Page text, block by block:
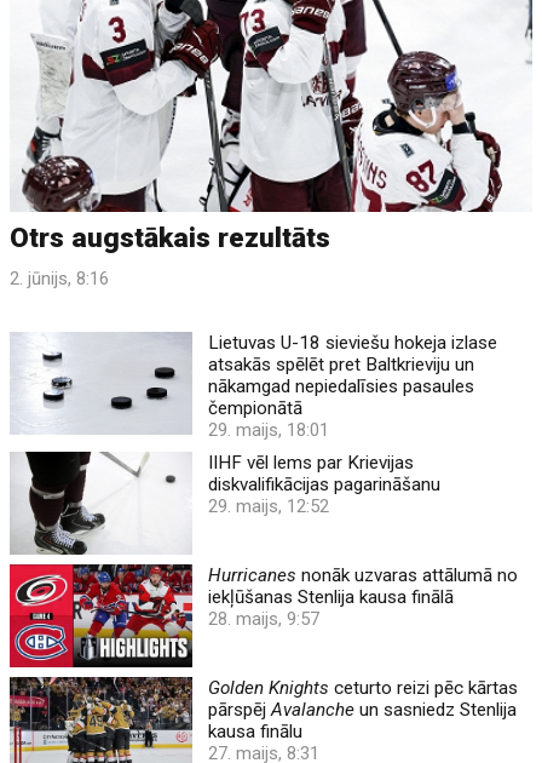
Otrs augstākais rezultāts
2. jūnijs, 8:16
Lietuvas U-18 sieviešu hokeja izlase
atsakās spēlēt pret Baltkrieviju un
nākamgad nepiedalīsies pasaules
čempionātā
29. maijs, 18:01
IIHF vēl lems par Krievijas
diskvalifikācijas pagarināšanu
29. maijs, 12:52
Hurricanes nonāk uzvaras attālumā no
iekļūšanas Stenlija kausa finālā
28. maijs, 9:57
Golden Knights ceturto reizi pēc kārtas
pārspējAvalanche un sasniedz Stenlija
kausa finālu
27. maijs, 8:31